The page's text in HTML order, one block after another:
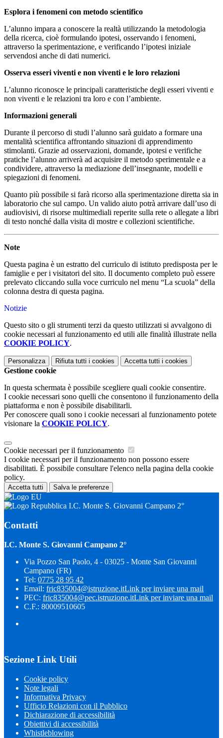
Esplora i fenomeni con metodo scientifico
L’alunno impara a conoscere la realtà utilizzando la metodologia
della ricerca, cioè formulando ipotesi, osservando i fenomeni,
attraverso la sperimentazione, e verificando l’ipotesi iniziale
servendosi anche di dati numerici.
Osserva esseri viventi e non viventi e le loro relazioni
L’alunno riconosce le principali caratteristiche degli esseri viventi e
non viventi e le relazioni tra loro e con l’ambiente.
Informazioni generali
Durante il percorso di studi l’alunno sarà guidato a formare una
mentalità scientifica affrontando situazioni di apprendimento
stimolanti. Grazie ad osservazioni, domande, ipotesi e verifiche
pratiche l’alunno arriverà ad acquisire il metodo sperimentale e a
condividere, attraverso la mediazione dell’insegnante, modelli e
spiegazioni di fenomeni.
Quanto più possibile si farà ricorso alla sperimentazione diretta sia in
laboratorio che sul campo. Un valido aiuto potrà arrivare dall’uso di
audiovisivi, di risorse multimediali reperite sulla rete o allegate a libri
di testo nonché dalla visita di mostre e collezioni scientifiche.
Note
Questa pagina è un estratto del curriculo di istituto predisposta per le
famiglie e per i visitatori del sito. Il documento completo può essere
prelevato cliccando sulla voce curriculo nel menu “La scuola” della
colonna destra di questa pagina.
Notizie
Questo sito o gli strumenti terzi da questo utilizzati si avvalgono di
cookie necessari al funzionamento ed utili alle finalità illustrate nella
COOKIE POLICY.
Personalizza Rifiuta tutti i cookies Accetta tutti i cookies
Gestione cookie
In questa schermata è possibile scegliere quali cookie consentire.
I cookie necessari sono quelli che consentono il funzionamento della
piattaforma e non è possibile disabilitarli.
Per conoscere quali sono i cookie necessari al funzionamento potete
visionare la COOKIE POLICY.
Cookie necessari per il funzionamento
I cookie necessari per il funzionamento non possono essere
disabilitati. È possibile consultare l'elenco nella pagina della cookie
policy.
Accetta tutti Salva le preferenze
I.C. Monte S. Giovanni Campano 2°
Contatti
I.C. Monte S. Giovanni Campano 2°
Via Pozzo San Paolo, 4 - 03025 - Monte San Giovanni
Campano (FR)
Tel: 0775 28 95 42
Email: fric835004@istruzione.itLink per inviare una mail
PEC: fric835004@pec.istruzione.itLink per inviare una mail
C.F.: 80009510605
Sezione Link Utili
Cookie policy
Note legali
Informativa Privacy
Ufficio Relazioni con il Pubblico
Dichiarazione di accessibilità
Obiettivi di accessibilità
Whistleblowing